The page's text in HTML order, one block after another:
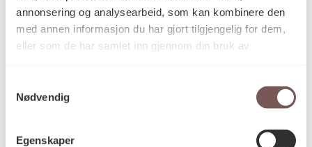
annonsering og analysearbeid, som kan kombinere den
med annen informasjon du har gjort tilgjengelig for dem,
eller som de har samlet inn gjennom din bruk av
Nødvendig
Egenskaper
Høyde: 0cm
Bredde: 0cm
Dybde: 0cm